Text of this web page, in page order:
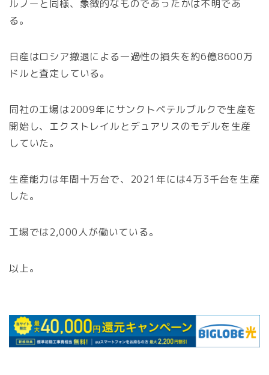
ルノーと同様、象徴的なものであったかは不明であ
る。
日産はロシア撤退による一過性の損失を約6億8600万
ドルと査定している。
同社の工場は2009年にサンクトペテルブルクで生産を
開始し、エクストレイルとデュアリスのモデルを生産
していた。
生産能力は年間十万台で、2021年には4万3千台を生産
した。
工場では2,000人が働いている。
以上。